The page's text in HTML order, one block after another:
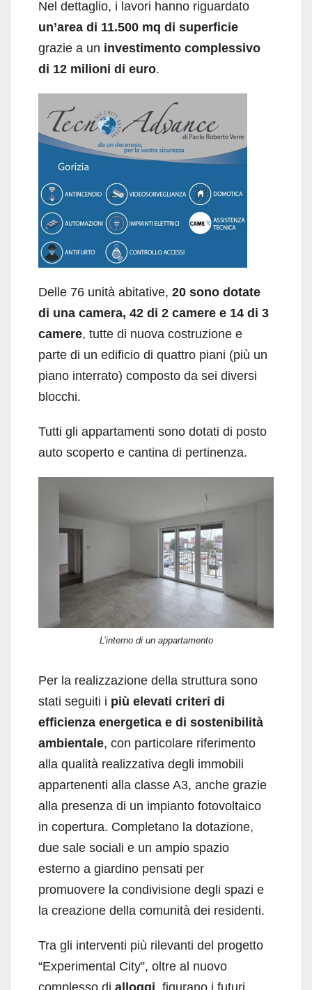
Nel dettaglio, i lavori hanno riguardato
un’area di 11.500 mq di superficie
grazie a un investimento complessivo
di 12 milioni di euro.
Delle 76 unità abitative, 20 sono dotate
di una camera, 42 di 2 camere e 14 di 3
camere, tutte di nuova costruzione e
parte di un edificio di quattro piani (più un
piano interrato) composto da sei diversi
blocchi.
Tutti gli appartamenti sono dotati di posto
auto scoperto e cantina di pertinenza.
L’interno di un appartamento
Per la realizzazione della struttura sono
stati seguiti i più elevati criteri di
efficienza energetica e di sostenibilità
ambientale, con particolare riferimento
alla qualità realizzativa degli immobili
appartenenti alla classe A3, anche grazie
alla presenza di un impianto fotovoltaico
in copertura. Completano la dotazione,
due sale sociali e un ampio spazio
esterno a giardino pensati per
promuovere la condivisione degli spazi e
la creazione della comunità dei residenti.
Tra gli interventi più rilevanti del progetto
“Experimental City”, oltre al nuovo
complesso di alloggi, figurano i futuri